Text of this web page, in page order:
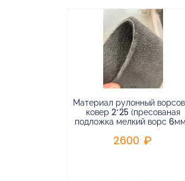
Материал рулонный
ковер 2*25 (пресованая
подложка мелкий ворс
2600